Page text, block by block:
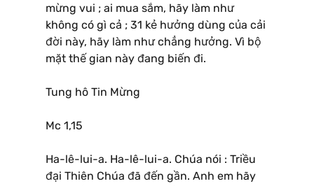
mừng vui ; ai mua sắm, hãy làm như
không có gì cả ; 31 kẻ hưởng dùng của cải
đời này, hãy làm như chẳng hưởng. Vì bộ
mặt thế gian này đang biến đi.
Tung hô Tin Mừng
Mc 1,15
Ha-lê-lui-a. Ha-lê-lui-a. Chúa nói : Triều
đại Thiên Chúa đã đến gần. Anh em hãy